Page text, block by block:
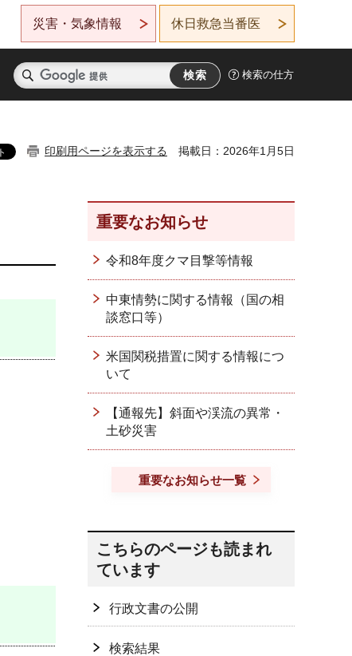
災害・気象情報 休日救急当番医
検索の仕方
印刷用ページを表示する 掲載日：2026年1月5日
重要なお知らせ
令和8年度クマ目撃等情報
中東情勢に関する情報（国の相
談窓口等）
米国関税措置に関する情報につ
いて
【通報先】斜面や渓流の異常・
土砂災害
重要なお知らせ一覧
こちらのページも読まれ
ています
行政文書の公開
検索結果